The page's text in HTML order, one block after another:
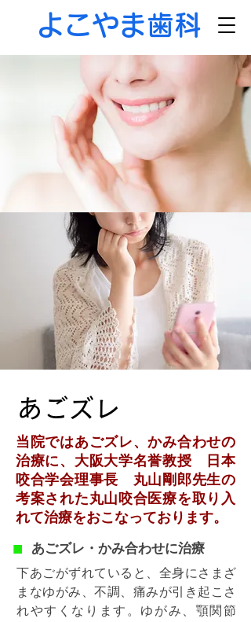
よこやま歯科
​あごズレ
​■ あごズレ・かみ合わせに治療
下あごがずれていると、全身にさまざ
まなゆがみ、不調、痛みが引き起こさ
れやすくなります。ゆがみ、顎関節
当院ではあごズレ、かみ合わせの
治療に、大阪大学名誉教授 日本
咬合学会理事長 丸山剛郎先生の
考案された丸山咬合医療を取り入
れて治療をおこなっております。